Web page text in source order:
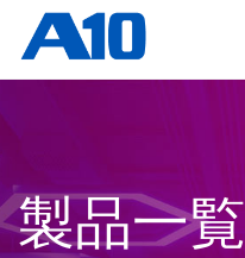
製品一覧